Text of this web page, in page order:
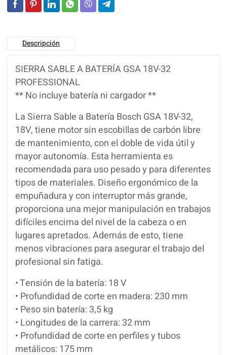
Descripción
SIERRA SABLE A BATERÍA GSA 18V-32
PROFESSIONAL
** No incluye batería ni cargador **
La Sierra Sable a Batería Bosch GSA 18V-32,
18V, tiene motor sin escobillas de carbón libre
de mantenimiento, con el doble de vida útil y
mayor autonomía. Esta herramienta es
recomendada para uso pesado y para diferentes
tipos de materiales. Diseño ergonómico de la
empuñadura y con interruptor más grande,
proporciona una mejor manipulación en trabajos
difíciles encima del nivel de la cabeza o en
lugares apretados. Además de esto, tiene
menos vibraciones para asegurar el trabajo del
profesional sin fatiga.
• Tensión de la batería: 18 V
• Profundidad de corte en madera: 230 mm
• Peso sin batería: 3,5 kg
• Longitudes de la carrera: 32 mm
• Profundidad de corte en perfiles y tubos
metálicos: 175 mm